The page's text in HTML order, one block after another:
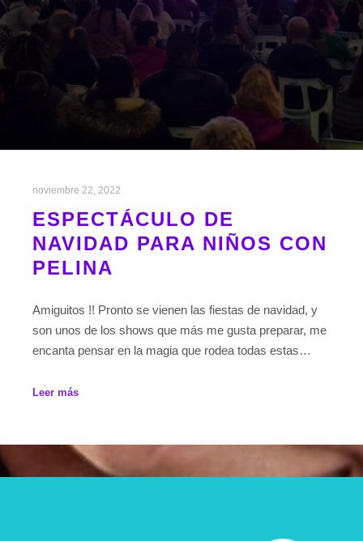
noviembre 22, 2022
ESPECTÁCULO DE
NAVIDAD PARA NIÑOS CON
PELINA
Amiguitos !! Pronto se vienen las fiestas de navidad, y
son unos de los shows que más me gusta preparar, me
encanta pensar en la magia que rodea todas estas…
Leer más